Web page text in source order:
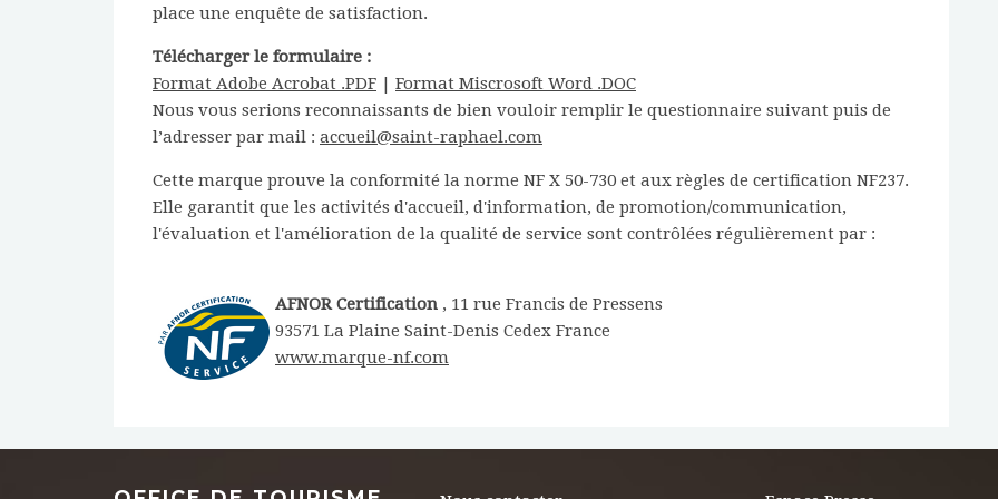
place une enquête de satisfaction.
Télécharger le formulaire :
Format Adobe Acrobat .PDF | Format Miscrosoft Word .DOC
Nous vous serions reconnaissants de bien vouloir remplir le questionnaire suivant puis de
l’adresser par mail : accueil@saint-raphael.com
Cette marque prouve la conformité la norme NF X 50-730 et aux règles de certification NF237.
Elle garantit que les activités d'accueil, d'information, de promotion/communication,
l'évaluation et l'amélioration de la qualité de service sont contrôlées régulièrement par :
AFNOR Certification , 11 rue Francis de Pressens
93571 La Plaine Saint-Denis Cedex France
www.marque-nf.com